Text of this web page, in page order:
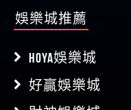
娛樂城推薦
HOYA娛樂城
好贏娛樂城